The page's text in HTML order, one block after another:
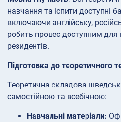
навчання та іспити доступні
включаючи англійську,
робить процес доступним для
резидентів.
Підготовка до теоретичного
Теоретична складова
самостійною та всебічною:
Навчальні матеріали: